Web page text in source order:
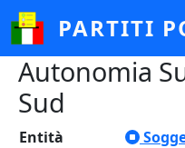
Salta al contenuto
PARTITI
Autonomia
Sud
Entità